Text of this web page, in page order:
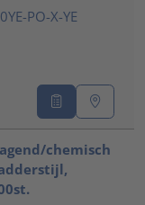
PO-X-YE
chemisch